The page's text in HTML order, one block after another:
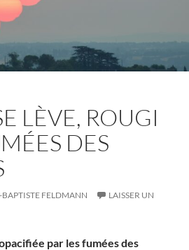
LÈVE, ROUGI
DES
BAPTISTE FELDMANN
LAISSER UN
par les fumées des